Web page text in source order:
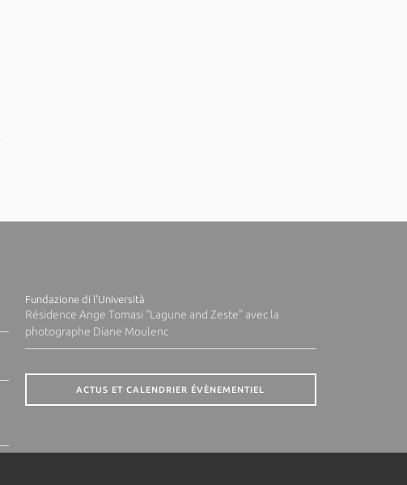
Fundazione di l'Università
Résidence Ange Tomasi "Lagune and Zeste" avec la
photographe Diane Moulenc
ACTUS ET CALENDRIER ÉVÈNEMENTIEL